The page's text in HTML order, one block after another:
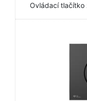
Ovládací tlačítko